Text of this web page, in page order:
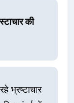
की
भ्रष्टाचार